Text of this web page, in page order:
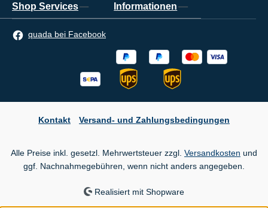
Shop Services Informationen
quada bei Facebook
Kontakt Versand- und Zahlungsbedingungen
Alle Preise inkl. gesetzl. Mehrwertsteuer zzgl. Versandkosten und
ggf. Nachnahmegebühren, wenn nicht anders angegeben.
Realisiert mit Shopware